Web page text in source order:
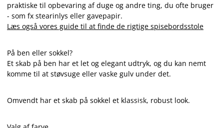
praktiske til opbevaring af duge og andre ting, du ofte bruger
- som fx stearinlys eller gavepapir.
Læs også vores guide til at finde de rigtige spisebordsstole
På ben eller sokkel?
Et skab på ben har et let og elegant udtryk, og du kan nemt
komme til at støvsuge eller vaske gulv under det.
Omvendt har et skab på sokkel et klassisk, robust look.